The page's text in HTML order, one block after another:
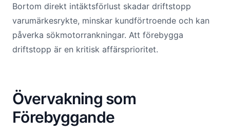
Bortom direkt intäktsförlust skadar driftstopp
varumärkesrykte, minskar kundförtroende och kan
påverka sökmotorrankningar. Att förebygga
driftstopp är en kritisk affärsprioritet.
Övervakning som
Förebyggande